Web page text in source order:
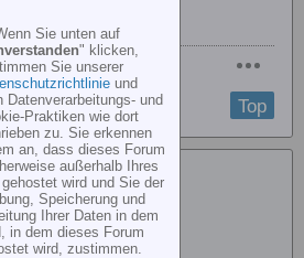
Top
Sie unten auf
" klicken,
Sie unserer
und
Datenverarbeitungs- und
Praktiken wie dort
zu. Sie erkennen
an, dass dieses Forum
außerhalb Ihres
wird und Sie der
Speicherung und
Ihrer Daten in dem
in dem dieses Forum
wird, zustimmen.